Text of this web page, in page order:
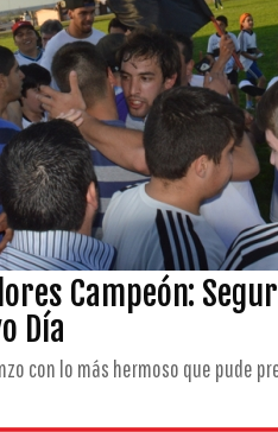
Campeón:
Día
con lo más hermoso que pude